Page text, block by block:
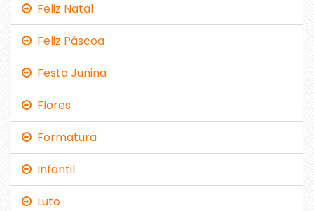
Feliz Natal
Feliz Páscoa
Festa Junina
Flores
Formatura
Infantil
Luto